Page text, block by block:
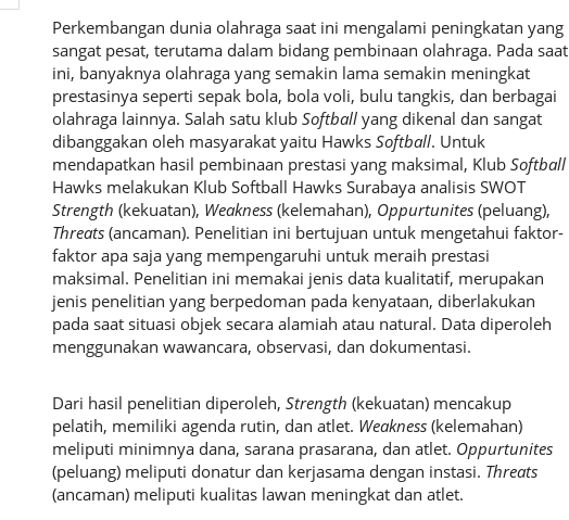
Perkembangan dunia olahraga saat ini mengalami peningkatan yang
sangat pesat, terutama dalam bidang pembinaan olahraga. Pada saat
ini, banyaknya olahraga yang semakin lama semakin meningkat
prestasinya seperti sepak bola, bola voli, bulu tangkis, dan berbagai
olahraga lainnya. Salah satu klubSoftball yang dikenal dan sangat
dibanggakan oleh masyarakat yaitu HawksSoftball. Untuk
mendapatkan hasil pembinaan prestasi yang maksimal, KlubSoftball
Hawks melakukan Klub Softball Hawks Surabaya analisis SWOT
Strength(kekuatan), Weakness (kelemahan), Oppurtunites(peluang),
Threats(ancaman). Penelitian ini bertujuan untuk mengetahui faktor-
faktor apa saja yang mempengaruhi untuk meraih prestasi
maksimal. Penelitian ini memakai jenis data kualitatif, merupakan
jenis penelitian yang berpedoman pada kenyataan, diberlakukan
pada saat situasi objek secara alamiah atau natural. Data diperoleh
menggunakan wawancara, observasi, dan dokumentasi.
Dari hasil penelitian diperoleh,Strength(kekuatan) mencakup
pelatih, memiliki agenda rutin, dan atlet. Weakness (kelemahan)
meliputi minimnya dana, sarana prasarana, dan atlet. Oppurtunites
(peluang) meliputi donatur dan kerjasama dengan instasi. Threats
(ancaman) meliputi kualitas lawan meningkat dan atlet.